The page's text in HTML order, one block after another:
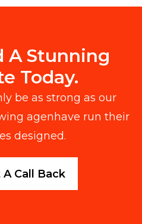
A Stunning
Today.
be as strong as our
agenhave run their
designed.
Call Back